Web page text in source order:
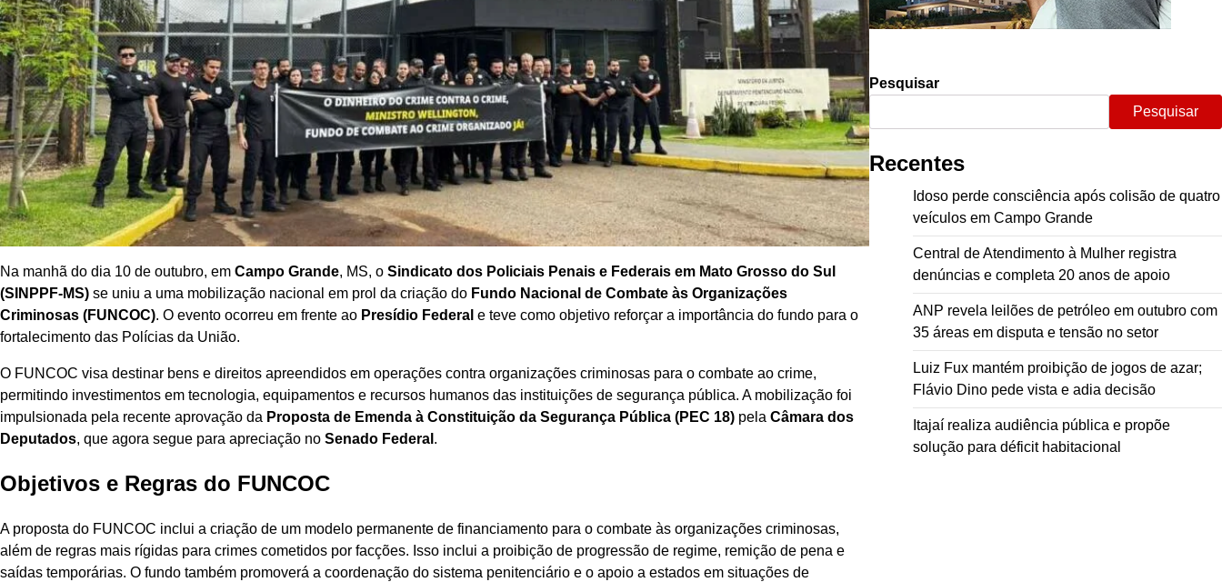
Na manhã do dia 10 de outubro, em Campo Grande, MS, o Sindicato dos Policiais Penais e Federais em Mato Grosso do Sul
(SINPPF-MS) se uniu a uma mobilização nacional em prol da criação do Fundo Nacional de Combate às Organizações
Criminosas (FUNCOC). O evento ocorreu em frente ao Presídio Federal e teve como objetivo reforçar a importância do fundo para o
fortalecimento das Polícias da União.
O FUNCOC visa destinar bens e direitos apreendidos em operações contra organizações criminosas para o combate ao crime,
permitindo investimentos em tecnologia, equipamentos e recursos humanos das instituições de segurança pública. A mobilização foi
impulsionada pela recente aprovação da Proposta de Emenda à Constituição da Segurança Pública (PEC 18) pela Câmara dos
Deputados, que agora segue para apreciação no Senado Federal .
Objetivos e Regras do FUNCOC
A proposta do FUNCOC inclui a criação de um modelo permanente de financiamento para o combate às organizações criminosas,
além de regras mais rígidas para crimes cometidos por facções. Isso inclui a proibição de progressão de regime, remição de pena e
saídas temporárias. O fundo também promoverá a coordenação do sistema penitenciário e o apoio a estados em situações de
Pesquisar
Pesquisar
Recentes
Idoso perde consciência após colisão de quatro
veículos em Campo Grande
Central de Atendimento à Mulher registra
denúncias e completa 20 anos de apoio
ANP revela leilões de petróleo em outubro com
35 áreas em disputa e tensão no setor
Luiz Fux mantém proibição de jogos de azar;
Flávio Dino pede vista e adia decisão
Itajaí realiza audiência pública e propõe
solução para déficit habitacional